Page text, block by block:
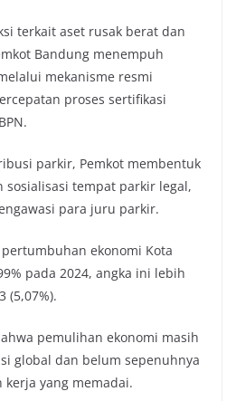
terkait aset rusak berat dan
Bandung menempuh
mekanisme resmi
proses sertifikasi
parkir, Pemkot membentuk
sosialisasi tempat parkir legal,
para juru parkir.
ekonomi Kota
pada 2024, angka ini lebih
(5,07%).
pemulihan ekonomi masih
global dan belum sepenuhnya
yang memadai.